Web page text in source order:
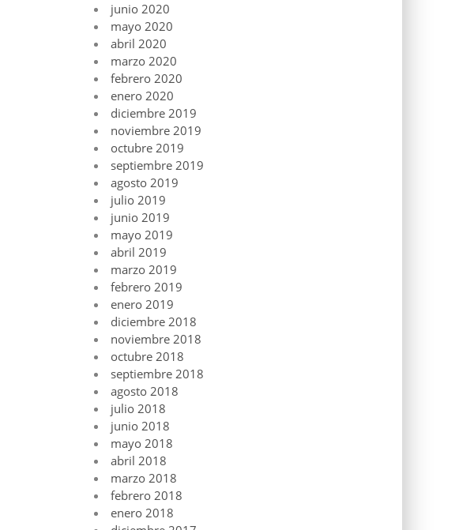
junio 2020
mayo 2020
abril 2020
marzo 2020
febrero 2020
enero 2020
diciembre 2019
noviembre 2019
octubre 2019
septiembre 2019
agosto 2019
julio 2019
junio 2019
mayo 2019
abril 2019
marzo 2019
febrero 2019
enero 2019
diciembre 2018
noviembre 2018
octubre 2018
septiembre 2018
agosto 2018
julio 2018
junio 2018
mayo 2018
abril 2018
marzo 2018
febrero 2018
enero 2018